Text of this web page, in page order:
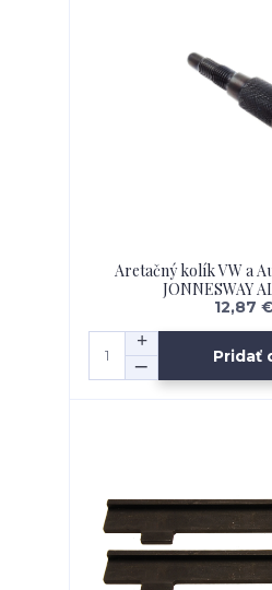
Aretačný kolík VW a
JONNESWAY
12,87 €
Pridať